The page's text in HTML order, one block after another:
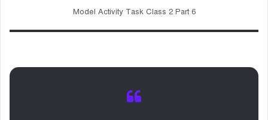
Model Activity Task Class 2 Part 6